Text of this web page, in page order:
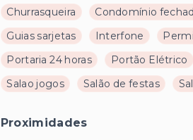
Churrasqueira
Condomínio
Guias sarjetas
Interfone
Portaria 24 horas
Portão Elétrico
Salao jogos
Salão de festas
Proximidades